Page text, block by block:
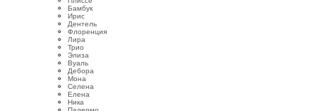
Бамбук
Ирис
Дентель
Флоренция
Лира
Трио
Элиза
Вуаль
Дебора
Мона
Селена
Елена
Ника